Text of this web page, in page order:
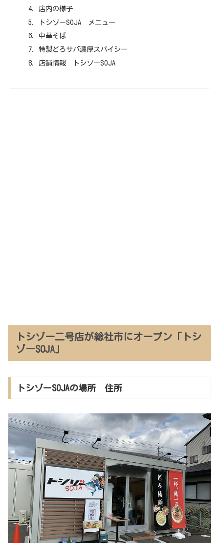
店内の様子
トシゾーSOJA メニュー
中華そば
特製どろサバ濃厚スパイシー
店舗情報 トシゾーSOJA
トシゾー二号店が総社市にオープン「トシ
ゾーSOJA」
トシゾーSOJAの場所 住所